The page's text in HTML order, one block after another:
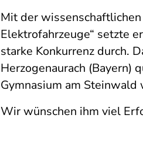
Mit der
Elektrofahrzeuge“ setzte
starke Konkurrenz durch.
Herzogenaurach (Bayern)
Gymnasium am
Wir wünschen ihm viel